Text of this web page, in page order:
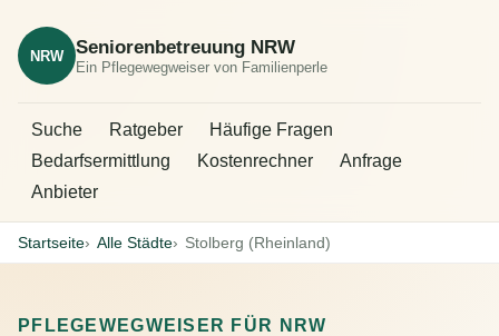
NRW Seniorenbetreuung NRW
Ein Pflegewegweiser von Familienperle
Suche Ratgeber
Häufige Fragen
Bedarfsermittlung
Kostenrechner
Anfrage
Anbieter
Startseite Alle Städte Stolberg (Rheinland)
PFLEGEWEGWEISER FÜR NRW